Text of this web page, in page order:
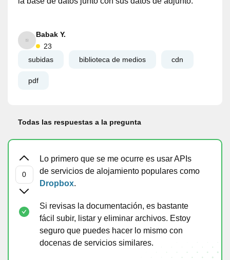
Babak Y.
23
subidas
biblioteca de medios cdn
pdf
Todas las respuestas a la pregunta
Lo primero que se me ocurre es usar APIs
de servicios de alojamiento populares como
Dropbox.
Si revisas la documentación, es bastante
fácil subir, listar y eliminar archivos. Estoy
seguro que puedes hacer lo mismo con
docenas de servicios similares.